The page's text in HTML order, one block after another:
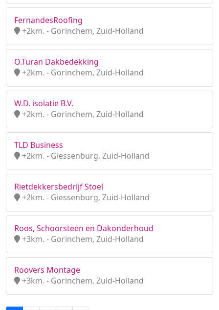
FernandesRoofing
+2km. - Gorinchem, Zuid-Holland
O.Turan Dakbedekking
+2km. - Gorinchem, Zuid-Holland
W.D. isolatie B.V.
+2km. - Gorinchem, Zuid-Holland
TLD Business
+2km. - Giessenburg, Zuid-Holland
Rietdekkersbedrijf Stoel
+2km. - Giessenburg, Zuid-Holland
Roos, Schoorsteen en Dakonderhoud
+3km. - Gorinchem, Zuid-Holland
Roovers Montage
+3km. - Gorinchem, Zuid-Holland